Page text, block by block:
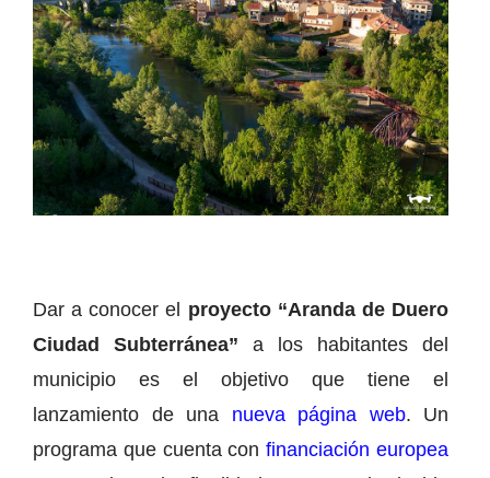
Dar a conocer el proyecto “Aranda de Duero
Ciudad Subterránea” a los habitantes del
municipio es el objetivo que tiene el
lanzamiento de una nueva página web. Un
programa que cuenta con financiación europea